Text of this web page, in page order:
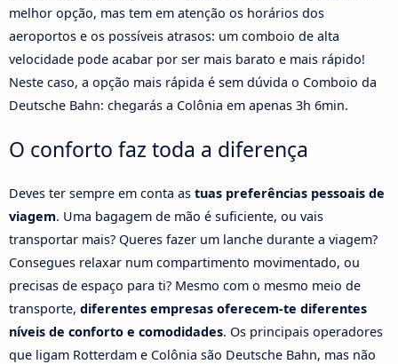
melhor opção, mas tem em atenção os horários dos
aeroportos e os possíveis atrasos: um comboio de alta
velocidade pode acabar por ser mais barato e mais rápido!
Neste caso, a opção mais rápida é sem dúvida o Comboio da
Deutsche Bahn: chegarás a Colônia em apenas 3h 6min.
O conforto faz toda a diferença
Deves ter sempre em conta as tuas preferências pessoais de
viagem. Uma bagagem de mão é suficiente, ou vais
transportar mais? Queres fazer um lanche durante a viagem?
Consegues relaxar num compartimento movimentado, ou
precisas de espaço para ti? Mesmo com o mesmo meio de
transporte, diferentes empresas oferecem-te diferentes
níveis de conforto e comodidades. Os principais operadores
que ligam Rotterdam e Colônia são Deutsche Bahn, mas não